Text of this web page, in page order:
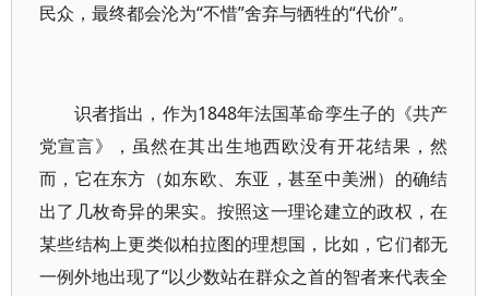
民众，最终都会沦为“不惜”舍弃与牺牲的“代价”。
识者指出，作为1848年法国革命孪生子的《共产
党宣言》，虽然在其出生地西欧没有开花结果，然
而，它在东方（如东欧、东亚，甚至中美洲）的确结
出了几枚奇异的果实。按照这一理论建立的政权，在
某些结构上更类似柏拉图的理想国，比如，它们都无
一例外地出现了“以少数站在群众之首的智者来代表全